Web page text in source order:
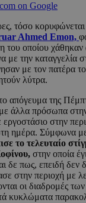
on Google
τόσο κορυφώνεται
Ahmed Emon,
του οποίου χάθηκαν
με την καταγγελία
με τον πατέρα
λύτρα.
απόγευμα της
με άλλα πρόσωπα
στην
ημέρα. Σύμφωνα
το τελευταίο
στην οποία
δε πως, επειδή δεν
στην περιοχή με
οι διαδρομές
κυκλώματα